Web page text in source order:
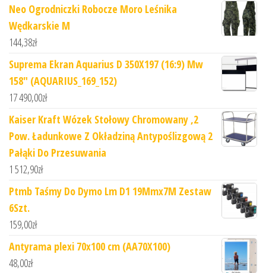
Neo Ogrodniczki Robocze Moro Leśnika
Wędkarskie M
144,38zł
Suprema Ekran Aquarius D 350X197 (16:9) Mw
158" (AQUARIUS_169_152)
17 490,00zł
Kaiser Kraft Wózek Stołowy Chromowany ,2
Pow. Ładunkowe Z Okładziną Antypoślizgową 2
Pałąki Do Przesuwania
1 512,90zł
Ptmb Taśmy Do Dymo Lm D1 19Mmx7M Zestaw
6Szt.
159,00zł
Antyrama plexi 70x100 cm (AA70X100)
48,00zł